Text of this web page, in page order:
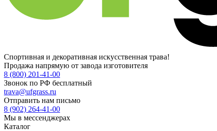
Спортивная и декоративная искусственная трава!
Продажа напрямую от завода изготовителя
8 (800) 201-41-00
Звонок по РФ бесплатный
trava@ufgrass.ru
Отправить нам письмо
8 (902) 264-41-00
Мы в мессенджерах
Каталог